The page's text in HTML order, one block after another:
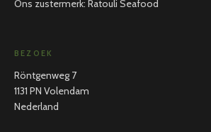
Ons zustermerk: Ratouli Seafood
BEZOEK
Röntgenweg 7
1131 PN Volendam
Nederland